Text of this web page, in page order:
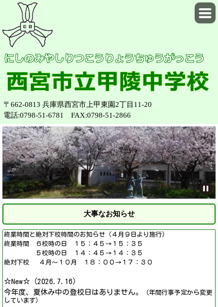
〒662-0813 兵庫県西宮市上甲東園2丁目11-20
電話:0798-51-6781 FAX:0798-51-2866
大事なお知らせ
終業時間と絶対下校時間のお知らせ（４月９日より施行）
終業時間 ６校時の日 １５：４５→１５：３５
５校時の日 １４：４５→１４：３５
絶対下校 ４月～１０月 １８：００→１７：３０
☆New☆（2026.7.16）
今年度、夏休み中の登校日はありません。
（年間行事予定から変更
しています）